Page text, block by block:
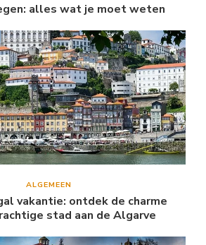
alles wat je moet weten
ALGEMEEN
vakantie: ontdek de charme
stad aan de Algarve